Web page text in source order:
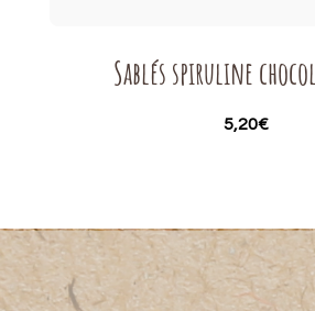
Sablés spiruline
5,20€